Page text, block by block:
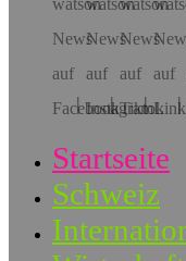
Startseite
Schweiz